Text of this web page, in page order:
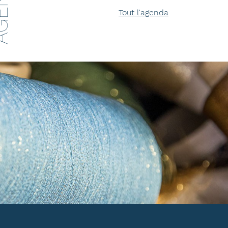
Tout l'agenda